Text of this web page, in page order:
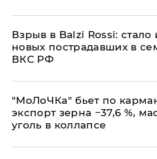
Взрыв в Balzi Rossi: стало
новых пострадавших в
ВКС РФ
​"МоЛоЧКа" бьет по
экспорт зерна −37,6 %,
уголь в коллапсе